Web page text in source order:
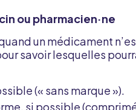
ou pharmacien·ne
un médicament
savoir lesquelles
(« sans marque »).
si possible